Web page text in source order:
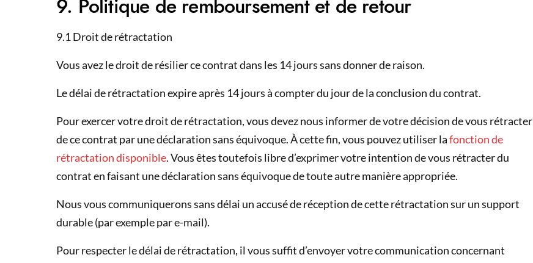
9. Politique de remboursement et de retour
9.1 Droit de rétractation
Vous avez le droit de résilier ce contrat dans les 14 jours sans donner de raison.
Le délai de rétractation expire après 14 jours à compter du jour de la conclusion du contrat.
Pour exercer votre droit de rétractation, vous devez nous informer de votre décision de vous rétracter
de ce contrat par une déclaration sans équivoque. À cette fin, vous pouvez utiliser lafonction de
rétractation disponible. Vous êtes toutefois libre d’exprimer votre intention de vous rétracter du
contrat en faisant une déclaration sans équivoque de toute autre manière appropriée.
Nous vous communiquerons sans délai un accusé de réception de cette rétractation sur un support
durable (par exemple par e-mail).
Pour respecter le délai de rétractation, il vous suffit d’envoyer votre communication concernant